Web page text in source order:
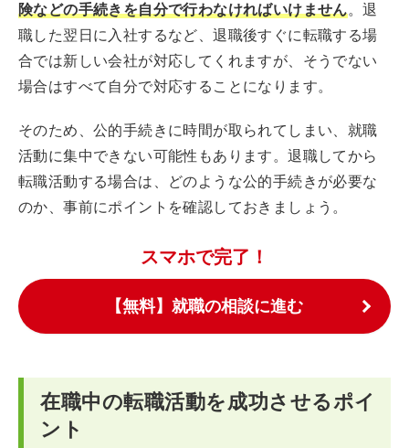
険などの手続きを自分で行わなければいけません。退
職した翌日に入社するなど、退職後すぐに転職する場
合では新しい会社が対応してくれますが、そうでない
場合はすべて自分で対応することになります。
そのため、公的手続きに時間が取られてしまい、就職
活動に集中できない可能性もあります。退職してから
転職活動する場合は、どのような公的手続きが必要な
のか、事前にポイントを確認しておきましょう。
スマホで完了！
【無料】就職の相談に進む
在職中の転職活動を成功させるポイ
ント